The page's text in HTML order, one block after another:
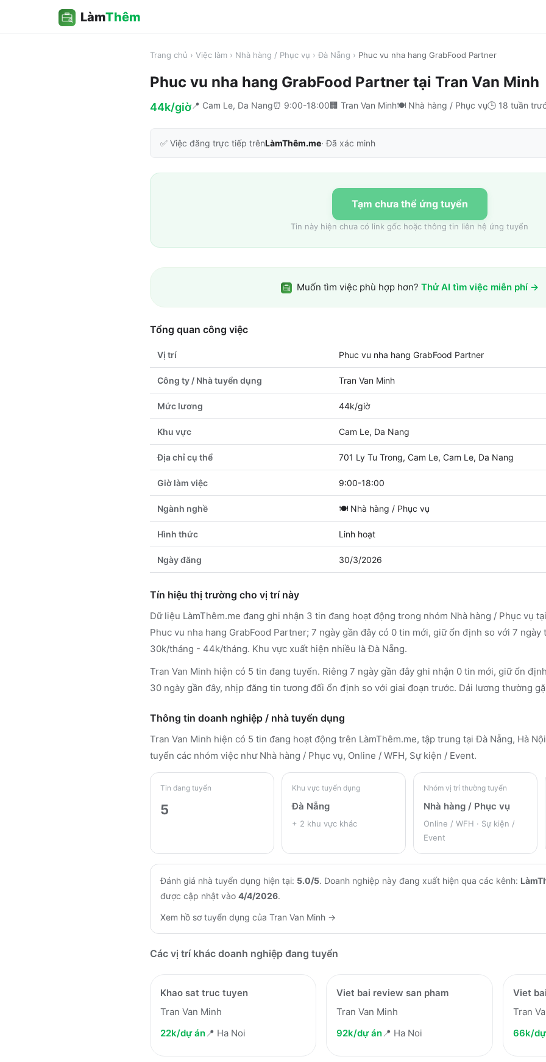
LàmThêm
Trang chủ › Việc làm › Nhà hàng / Phục vụ › Đà Nẵng › Phuc vu nha hang GrabFood Partner
Phuc vu nha hang GrabFood Partner tại Tran Van Minh
44k/giờ📍 Cam Le, Da Nang⏰ 9:00-18:00🏢 Tran Van Minh🍽️ Nhà hàng / Phục vụ🕒 18 tuần
✅ Việc đăng trực tiếp trênLàmThêm.me· Đã xác minh
Tạm chưa thể ứng tuyển
Tin này hiện chưa có link gốc hoặc thông tin liên hệ ứng tuyển
Muốn tìm việc phù hợp hơn? Thử AI tìm việc miễn phí →
Tổng quan công việc
Vị trí Phuc vu nha hang GrabFood Partner
Công ty / Nhà tuyển dụng Tran Van Minh
Mức lương 44k/giờ
Khu vực Cam Le, Da Nang
Địa chỉ cụ thể 701 Ly Tu Trong, Cam Le, Cam Le, Da Nang
Giờ làm việc 9:00-18:00
Ngành nghề 🍽️ Nhà hàng / Phục vụ
Hình thức Linh hoạt
Ngày đăng 30/3/2026
Tín hiệu thị trường cho vị trí này
Dữ liệu LàmThêm.me đang ghi nhận 3 tin đang hoạt động trong nhóm Nhà hàng / Phục vụ
Phuc vu nha hang GrabFood Partner; 7 ngày gần đây có 0 tin mới, giữ ổn định so với 7
30k/tháng - 44k/tháng. Khu vực xuất hiện nhiều là Đà Nẵng.
Tran Van Minh hiện có 5 tin đang tuyển. Riêng 7 ngày gần đây ghi nhận 0 tin mới, giữ ổn
30 ngày gần đây, nhịp đăng tin tương đối ổn định so với giai đoạn trước. Dải lương thường
Thông tin doanh nghiệp / nhà tuyển dụng
Tran Van Minh hiện có 5 tin đang hoạt động trên LàmThêm.me, tập trung tại Đà Nẵng, Hà
tuyển các nhóm việc như Nhà hàng / Phục vụ, Online / WFH, Sự kiện / Event.
Tin đang tuyển
5
Khu vực tuyển dụng
Đà Nẵng
+ 2 khu vực khác
Nhóm vị trí thường tuyển
Nhà hàng / Phục vụ
Online / WFH · Sự kiện /
Event
Đánh giá nhà tuyển dụng hiện tại: 5.0/5. Doanh nghiệp này đang xuất hiện qua các kênh:
được cập nhật vào 4/4/2026.
Xem hồ sơ tuyển dụng của Tran Van Minh →
Các vị trí khác doanh nghiệp đang tuyển
Khao sat truc tuyen
Tran Van Minh
22k/dự án📍 Ha Noi
Viet bai review san pham
Tran Van Minh
92k/dự án📍 Ha Noi
Viet
Tran
66k/